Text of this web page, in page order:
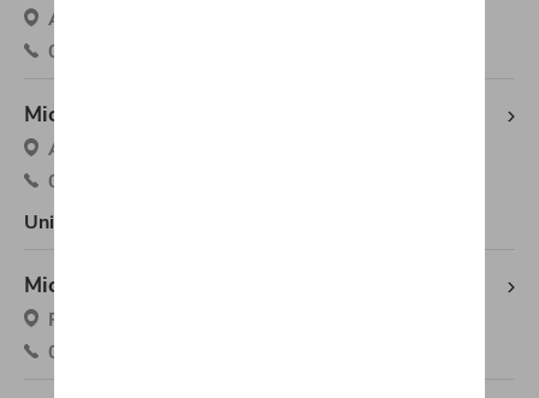
Avenue Du Marquis 1 (Zon.Ind), 6220 Fleurus
071/88.00.88
Michaël Mazuin Fosses-la-Ville Škoda
Avenue Des Déportés 32, 5070 Fosses-la-Ville
071/71.11.58
Uniquement entretien et services
Michaël Mazuin Tarcienne Škoda
Route De Philippeville 53c, 5651 Tarcienne
071/21.33.30